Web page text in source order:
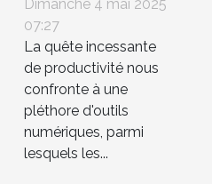
utilisés pour
booster votre
productivité
Dimanche 4 mai 2025
07:27
La quête incessante
de productivité nous
confronte à une
pléthore d'outils
numériques, parmi
lesquels les...